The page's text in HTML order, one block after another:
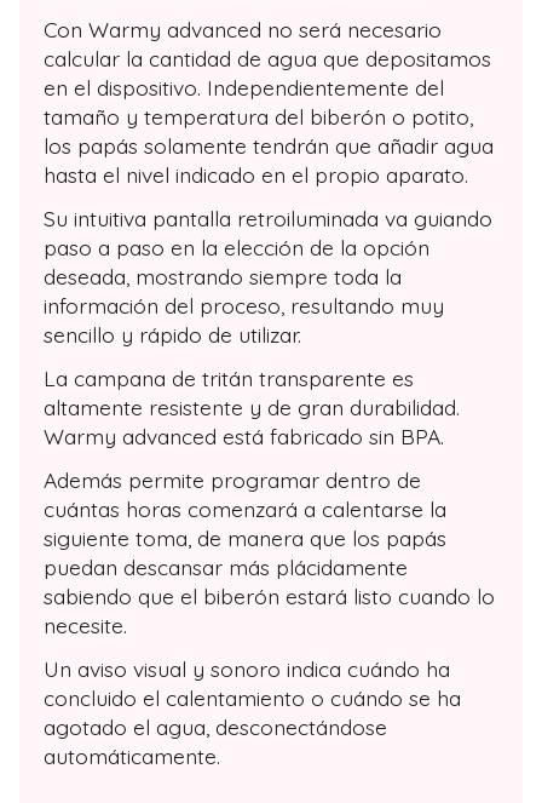
Con Warmy advanced no será necesario
calcular la cantidad de agua que depositamos
en el dispositivo. Independientemente del
tamaño y temperatura del biberón o potito,
los papás solamente tendrán que añadir agua
hasta el nivel indicado en el propio aparato.
Su intuitiva pantalla retroiluminada va guiando
paso a paso en la elección de la opción
deseada, mostrando siempre toda la
información del proceso, resultando muy
sencillo y rápido de utilizar.
La campana de tritán transparente es
altamente resistente y de gran durabilidad.
Warmy advanced está fabricado sin BPA.
Además permite programar dentro de
cuántas horas comenzará a calentarse la
siguiente toma, de manera que los papás
puedan descansar más plácidamente
sabiendo que el biberón estará listo cuando lo
necesite.
Un aviso visual y sonoro indica cuándo ha
concluido el calentamiento o cuándo se ha
agotado el agua, desconectándose
automáticamente.